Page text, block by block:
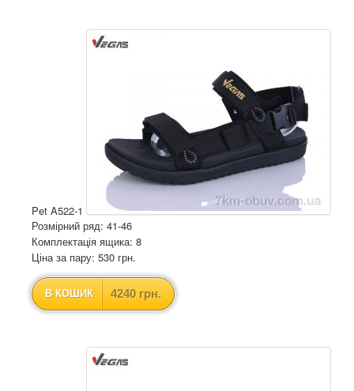
Pet A522-1
Розмірний ряд: 41-46
Комплектація ящика: 8
Ціна за пару: 530 грн.
В КОШИК 4240 грн.